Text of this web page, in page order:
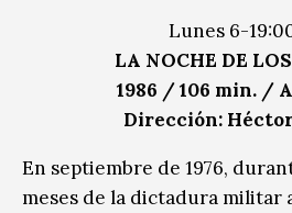
Lunes 6-
LA NOCHE DE
1986 / 106 min. /
Dirección:
En septiembre de 1976,
meses de la dictadura militar